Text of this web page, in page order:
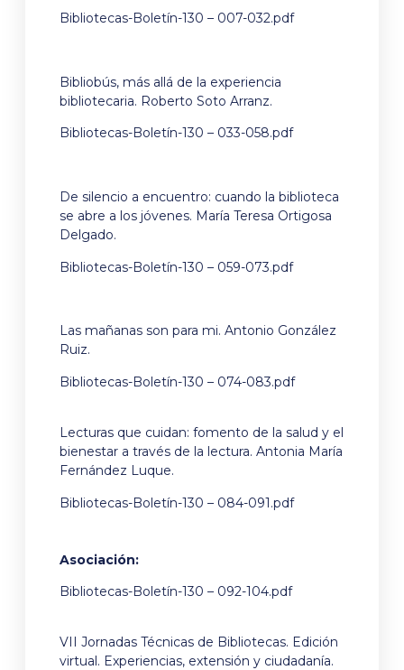
Bibliotecas-Boletín-130 – 007-032.pdf
Bibliobús, más allá de la experiencia
bibliotecaria. Roberto Soto Arranz.
Bibliotecas-Boletín-130 – 033-058.pdf
De silencio a encuentro: cuando la biblioteca
se abre a los jóvenes. María Teresa Ortigosa
Delgado.
Bibliotecas-Boletín-130 – 059-073.pdf
Las mañanas son para mi. Antonio González
Ruiz.
Bibliotecas-Boletín-130 – 074-083.pdf
Lecturas que cuidan: fomento de la salud y el
bienestar a través de la lectura. Antonia María
Fernández Luque.
Bibliotecas-Boletín-130 – 084-091.pdf
Asociación:
Bibliotecas-Boletín-130 – 092-104.pdf
VII Jornadas Técnicas de Bibliotecas. Edición
virtual. Experiencias, extensión y ciudadanía.